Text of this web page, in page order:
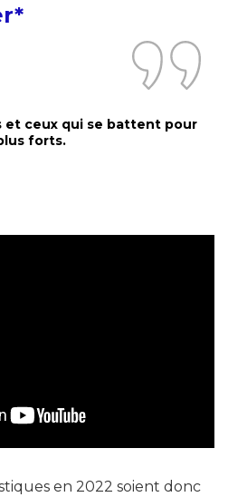
et ceux qui se battent pour
forts.
en 2022 soient donc